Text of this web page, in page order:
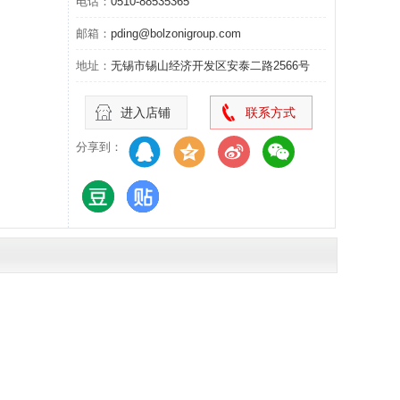
邮箱： pding@bolzonigroup.com
地址： 无锡市锡山经济开发区安泰二路2566号
进入店铺 联系方式
分享到：